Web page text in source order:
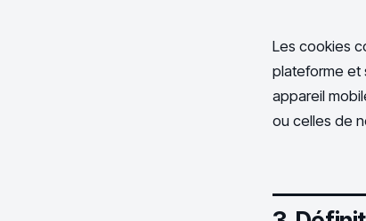
Les cookies
plateforme et
appareil
ou celles de